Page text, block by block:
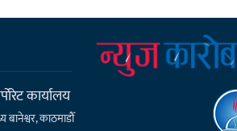
कार्यालय
बानेश्वर, काठमाडौँ